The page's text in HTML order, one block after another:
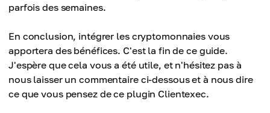
parfois des semaines.
En conclusion, intégrer les cryptomonnaies vous
apportera des bénéfices. C'est la fin de ce guide.
J'espère que cela vous a été utile, et n'hésitez pas à
nous laisser un commentaire ci-dessous et à nous dire
ce que vous pensez de ce plugin Clientexec.